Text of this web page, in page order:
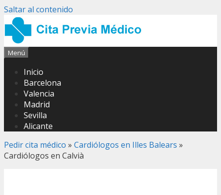
Saltar al contenido
Menú
Inicio
Barcelona
Valencia
Madrid
Sevilla
Alicante
Pedir cita médico » Cardiólogos en Illes Balears »
Cardiólogos en Calvià